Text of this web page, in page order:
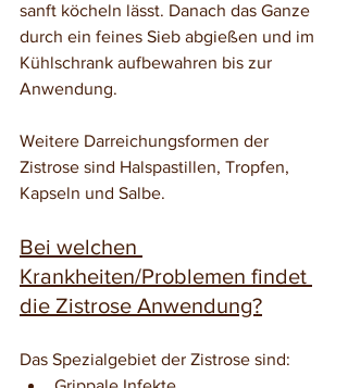
sanft köcheln lässt. Danach das Ganze
durch ein feines Sieb abgießen und im
Kühlschrank aufbewahren bis zur
Anwendung.
Weitere Darreichungsformen der
Zistrose sind Halspastillen, Tropfen,
Kapseln und Salbe.
Bei welchen
Krankheiten/Problemen findet
die Zistrose Anwendung?
Das Spezialgebiet der Zistrose sind: